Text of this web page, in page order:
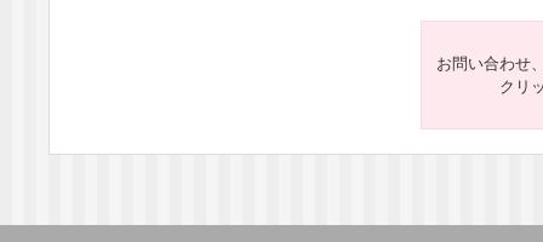
お問い合わせ
クリ